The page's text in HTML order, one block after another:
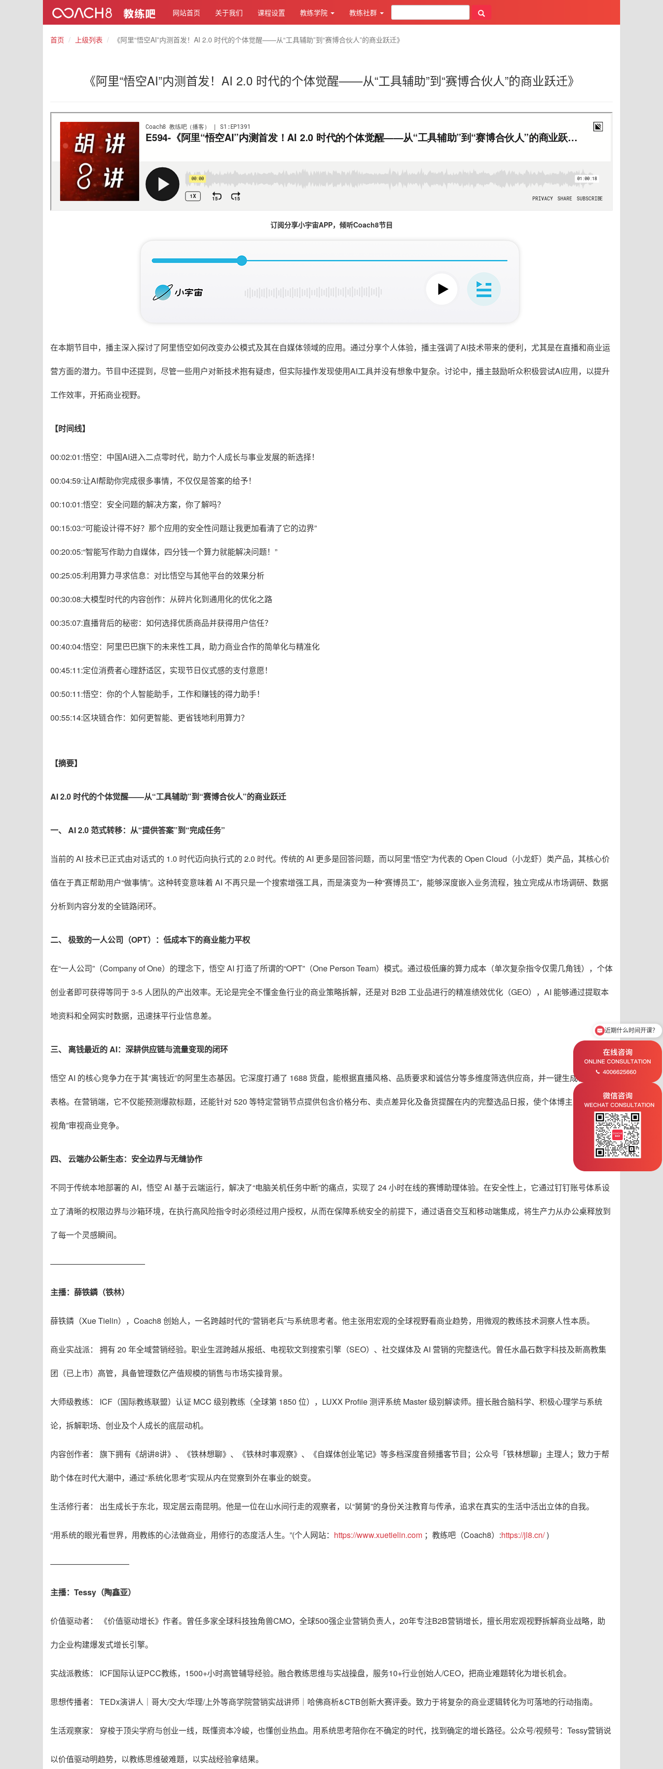
网站首页 关于我们 课程设置 教练学院 教练社群
首页 上级列表 《阿里“悟空AI”内测首发！AI 2.0 时代的个体觉醒——从“工具辅助”到“赛博合伙人”的商业跃迁》
《阿里“悟空AI”内测首发！AI 2.0 时代的个体觉醒——从“工具辅助”到“赛博合伙人”的商业跃迁》
订阅分享小宇宙APP，倾听Coach8节目
在本期节目中，播主深入探讨了阿里悟空如何改变办公模式及其在自媒体领域的应用。通过分享个人体验，播主强调了AI技术带来的便利，尤其是在直播和商业运
营方面的潜力。节目中还提到，尽管一些用户对新技术抱有疑虑，但实际操作发现使用AI工具并没有想象中复杂。讨论中，播主鼓励听众积极尝试AI应用，以提升
工作效率，开拓商业视野。
【时间线】
00:02:01:悟空：中国AI进入二点零时代，助力个人成长与事业发展的新选择！
00:04:59:让AI帮助你完成很多事情，不仅仅是答案的给予！
00:10:01:悟空：安全问题的解决方案，你了解吗？
00:15:03:“可能设计得不好？那个应用的安全性问题让我更加看清了它的边界”
00:20:05:“智能写作助力自媒体，四分钱一个算力就能解决问题！”
00:25:05:利用算力寻求信息：对比悟空与其他平台的效果分析
00:30:08:大模型时代的内容创作：从碎片化到通用化的优化之路
00:35:07:直播背后的秘密：如何选择优质商品并获得用户信任？
00:40:04:悟空：阿里巴巴旗下的未来性工具，助力商业合作的简单化与精准化
00:45:11:定位消费者心理舒适区，实现节日仪式感的支付意愿！
00:50:11:悟空：你的个人智能助手，工作和赚钱的得力助手！
00:55:14:区块链合作：如何更智能、更省钱地利用算力？
【摘要】
AI 2.0 时代的个体觉醒——从“工具辅助”到“赛博合伙人”的商业跃迁
一、 AI 2.0 范式转移：从“提供答案”到“完成任务”
当前的 AI 技术已正式由对话式的 1.0 时代迈向执行式的 2.0 时代。传统的 AI 更多是回答问题，而以阿里“悟空”为代表的 Open Cloud（小龙虾）类产品，其核心价
值在于真正帮助用户“做事情”。这种转变意味着 AI 不再只是一个搜索增强工具，而是演变为一种“赛博员工”，能够深度嵌入业务流程，独立完成从市场调研、数据
分析到内容分发的全链路闭环。
二、 极致的一人公司（OPT）：低成本下的商业能力平权
在“一人公司”（Company of One）的理念下，悟空 AI 打造了所谓的“OPT”（One Person Team）模式。通过极低廉的算力成本（单次复杂指令仅需几角钱），个体
创业者即可获得等同于 3-5 人团队的产出效率。无论是完全不懂金鱼行业的商业策略拆解，还是对 B2B 工业品进行的精准绩效优化（GEO），AI 能够通过提取本
地资料和全网实时数据，迅速抹平行业信息差。
三、 离钱最近的 AI：深耕供应链与流量变现的闭环
悟空 AI 的核心竞争力在于其“离钱近”的阿里生态基因。它深度打通了 1688 货盘，能根据直播风格、品质要求和诚信分等多维度筛选供应商，并一键生成订单管理
表格。在营销端，它不仅能预测爆款标题，还能针对 520 等特定营销节点提供包含价格分布、卖点差异化及备货提醒在内的完整选品日报，使个体博主能以“上帝
视角”审视商业竞争。
四、 云端办公新生态：安全边界与无缝协作
不同于传统本地部署的 AI，悟空 AI 基于云端运行，解决了“电脑关机任务中断”的痛点，实现了 24 小时在线的赛博助理体验。在安全性上，它通过钉钉账号体系设
立了清晰的权限边界与沙箱环境，在执行高风险指令时必须经过用户授权，从而在保障系统安全的前提下，通过语音交互和移动端集成，将生产力从办公桌释放到
了每一个灵感瞬间。
————————————
主播：薛铁鏻（铁林）
薛铁鏻（Xue Tielin），Coach8 创始人，一名跨越时代的“营销老兵”与系统思考者。他主张用宏观的全球视野看商业趋势，用微观的教练技术洞察人性本质。
商业实战派： 拥有 20 年全域营销经验。职业生涯跨越从报纸、电视软文到搜索引擎（SEO）、社交媒体及 AI 营销的完整迭代。曾任水晶石数字科技及新高教集
团（已上市）高管，具备管理数亿产值规模的销售与市场实操背景。
大师级教练： ICF（国际教练联盟）认证 MCC 级别教练（全球第 1850 位），LUXX Profile 测评系统 Master 级别解读师。擅长融合脑科学、积极心理学与系统
论，拆解职场、创业及个人成长的底层动机。
内容创作者： 旗下拥有《胡讲8讲》、《铁林想聊》、《铁林时事观察》、《自媒体创业笔记》等多档深度音频播客节目；公众号「铁林想聊」主理人；致力于帮
助个体在时代大潮中，通过“系统化思考”实现从内在觉察到外在事业的蜕变。
生活修行者： 出生成长于东北，现定居云南昆明。他是一位在山水间行走的观察者，以“舅舅”的身份关注教育与传承，追求在真实的生活中活出立体的自我。
“用系统的眼光看世界，用教练的心法做商业，用修行的态度活人生。”(个人网站： https://www.xuetielin.com ；教练吧（Coach8）:https://jl8.cn/)
——————————
主播：Tessy（陶鑫亚）
价值驱动者： 《价值驱动增长》作者。曾任多家全球科技独角兽CMO，全球500强企业营销负责人，20年专注B2B营销增长，擅长用宏观视野拆解商业战略，助
力企业构建爆发式增长引擎。
实战派教练： ICF国际认证PCC教练，1500+小时高管辅导经验。融合教练思维与实战操盘，服务10+行业创始人/CEO，把商业难题转化为增长机会。
思想传播者： TEDx演讲人｜哥大/交大/华理/上外等商学院营销实战讲师｜哈佛商析&CTB创新大赛评委。致力于将复杂的商业逻辑转化为可落地的行动指南。
生活观察家： 穿梭于顶尖学府与创业一线，既懂资本冷峻，也懂创业热血。用系统思考陪你在不确定的时代，找到确定的增长路径。公众号/视频号：Tessy营销说
以价值驱动明趋势，以教练思维破难题，以实战经验拿结果。
想了解ICF认证教练课程